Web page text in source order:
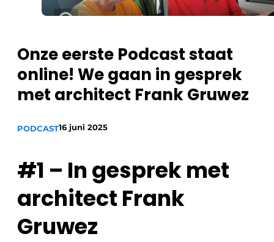
Onze eerste Podcast staat
online! We gaan in gesprek
met architect Frank Gruwez
PODCAST16 juni 2025
#1 – In gesprek met
architect Frank
Gruwez